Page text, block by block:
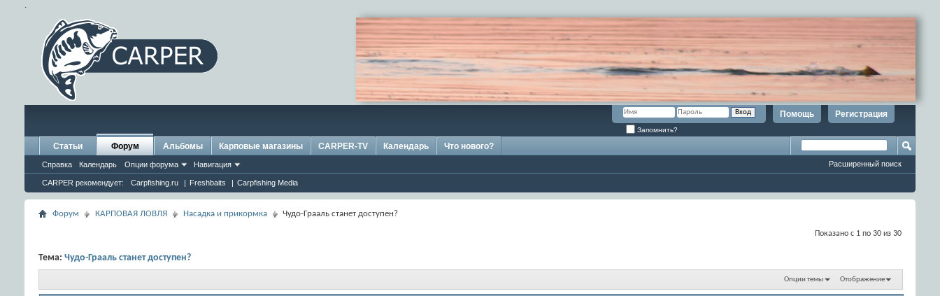
.
Регистрация
Помощь
Запомнить?
Статьи Форум
Справка Календарь Опции форума Навигация
CARPER рекомендует: Carpfishing.ru | Freshbaits | Carpfishing Media
Альбомы Карповые магазины CARPER-TV Календарь Что нового?
Расширенный поиск
Форум КАРПОВАЯ ЛОВЛЯ Насадка и прикормка Чудо-Грааль станет доступен?
Показано с 1 по 30 из 30
Тема: Чудо-Грааль станет доступен?
Опции темы Отображение